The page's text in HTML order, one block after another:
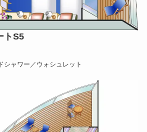
トS5
シャワー／ウォシュレット